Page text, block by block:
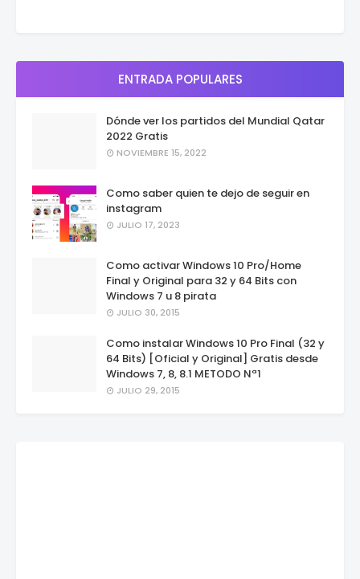
ENTRADA POPULARES
Dónde ver los partidos del Mundial Qatar
2022 Gratis
NOVIEMBRE 15, 2022
Como saber quien te dejo de seguir en
instagram
JULIO 17, 2023
Como activar Windows 10 Pro/Home
Final y Original para 32 y 64 Bits con
Windows 7 u 8 pirata
JULIO 30, 2015
Como instalar Windows 10 Pro Final (32 y
64 Bits) [Oficial y Original] Gratis desde
Windows 7, 8, 8.1 METODO Nª1
JULIO 29, 2015